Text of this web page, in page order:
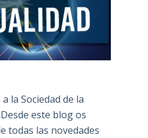
la Sociedad de la
este blog os
todas las novedades